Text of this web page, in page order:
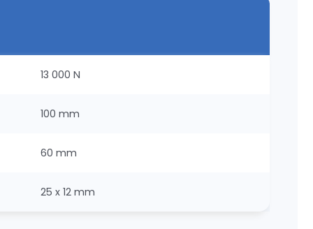
13 000 N
100 mm
60 mm
25 x 12 mm